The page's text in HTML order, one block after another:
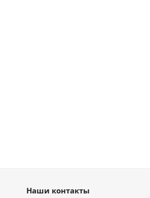
Наши контакты